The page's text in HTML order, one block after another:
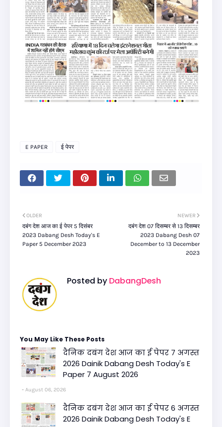
E PAPER ई पेपर
NEWER
दबंग देश 07 दिसम्बर से 13 दिसम्बर
2023 Dabang Desh 07
December to 13 December
2023
OLDER
दबंग देश आज का ई पेपर 5 दिसंबर
2023 Dabang Desh Today's E
Paper 5 December 2023
Posted by DabangDesh
You May Like These Posts
दैनिक दबंग देश आज का ई पेपर 7 अगस्त
2026 Dainik Dabang Desh Today's E
Paper 7 August 2026
August 06, 2026
दैनिक दबंग देश आज का ई पेपर 6 अगस्त
2026 Dainik Dabang Desh Today's E